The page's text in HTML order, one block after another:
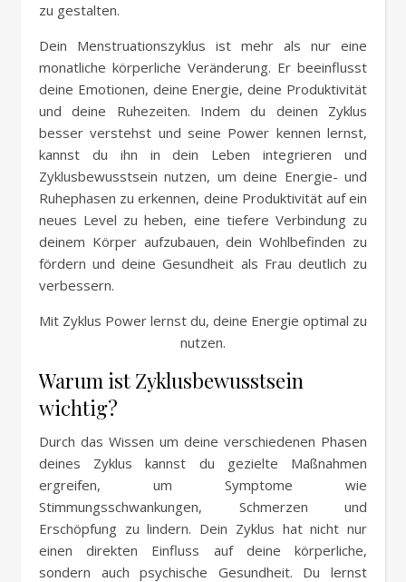
zu gestalten.
Dein Menstruationszyklus ist mehr als nur eine
monatliche körperliche Veränderung. Er beeinflusst
deine Emotionen, deine Energie, deine Produktivität
und deine Ruhezeiten. Indem du deinen Zyklus
besser verstehst und seine Power kennen lernst,
kannst du ihn in dein Leben integrieren und
Zyklusbewusstsein nutzen, um deine Energie- und
Ruhephasen zu erkennen, deine Produktivität auf ein
neues Level zu heben, eine tiefere Verbindung zu
deinem Körper aufzubauen, dein Wohlbefinden zu
fördern und deine Gesundheit als Frau deutlich zu
verbessern.
Mit Zyklus Power lernst du, deine Energie optimal zu
nutzen.
Warum ist Zyklusbewusstsein
wichtig?
Durch das Wissen um deine verschiedenen Phasen
deines Zyklus kannst du gezielte Maßnahmen
ergreifen, um Symptome wie
Stimmungsschwankungen, Schmerzen und
Erschöpfung zu lindern. Dein Zyklus hat nicht nur
einen direkten Einfluss auf deine körperliche,
sondern auch psychische Gesundheit. Du lernst